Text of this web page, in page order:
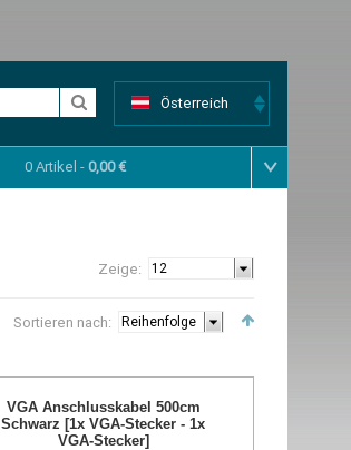
Österreich
0 Artikel - 0,00 €
Zeige:
Sortieren nach:
VGA Anschlusskabel 500cm
Schwarz [1x VGA-Stecker - 1x
VGA-Stecker]